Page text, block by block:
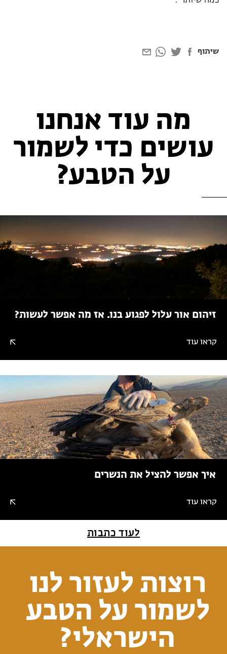
שיתוף
מה עוד אנחנו
עושים כדי לשמור
על הטבע?
זיהום אור עלול לפגוע בנו. אז מה אפשר לעשות?
קראו עוד
איך אפשר להציל את הנשרים
קראו עוד
לעוד כתבות
רוצות לעזור לנו
לשמור על הטבע
הישראלי?